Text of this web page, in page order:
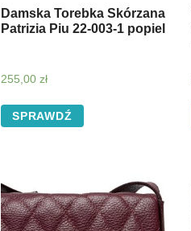
Damska Torebka Skórzana
Patrizia Piu 22-003-1 popiel
255,00 zł
SPRAWDŹ